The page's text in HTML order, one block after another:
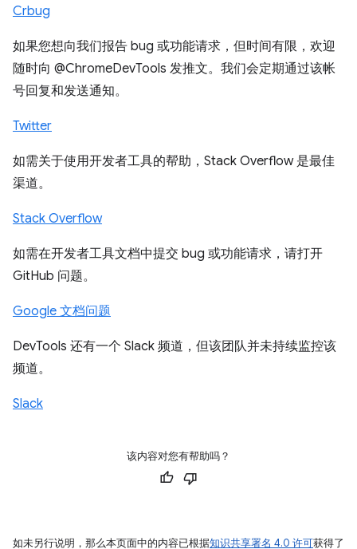
Crbug
如果您想向我们报告 bug 或功能请求，但时间有限，欢迎
随时向 @ChromeDevTools 发推文。我们会定期通过该帐
号回复和发送通知。
Twitter
如需关于使用开发者工具的帮助，Stack Overflow 是最佳
渠道。
Stack Overflow
如需在开发者工具文档中提交 bug 或功能请求，请打开
GitHub 问题。
Google 文档问题
DevTools 还有一个 Slack 频道，但该团队并未持续监控该
频道。
Slack
该内容对您有帮助吗？
如未另行说明，那么本页面中的内容已根据知识共享署名 4.0 许可获得了